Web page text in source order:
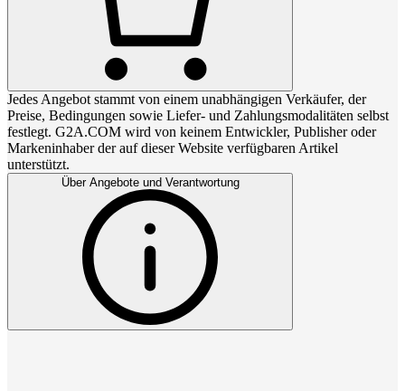
Jedes Angebot stammt von einem unabhängigen Verkäufer, der
Preise, Bedingungen sowie Liefer- und Zahlungsmodalitäten selbst
festlegt. G2A.COM wird von keinem Entwickler, Publisher oder
Markeninhaber der auf dieser Website verfügbaren Artikel
unterstützt.
Über Angebote und Verantwortung